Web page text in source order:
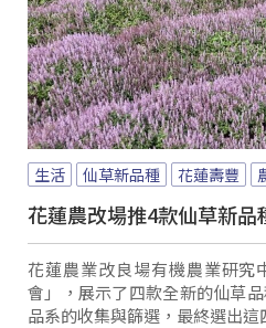
生活 仙草新品種 花蓮壽豐
花蓮農改場推4款仙草新品
花蓮農業改良場有機農業研究
會」，展示了四款全新的仙草
品系的收集與篩選，最終選出這